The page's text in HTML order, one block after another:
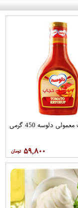
دلوسه 450 گرمی
۵۹,۸۰۰